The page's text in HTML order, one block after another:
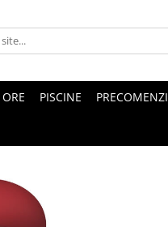
PISCINE PRECOMENZI